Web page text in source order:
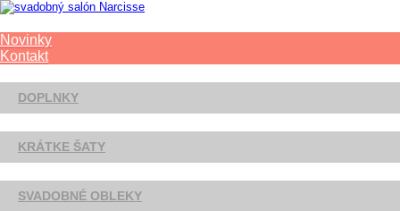
Novinky
Kontakt
DOPLNKY
KRÁTKE ŠATY
SVADOBNÉ OBLEKY